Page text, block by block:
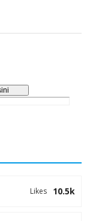
10.5k
Likes